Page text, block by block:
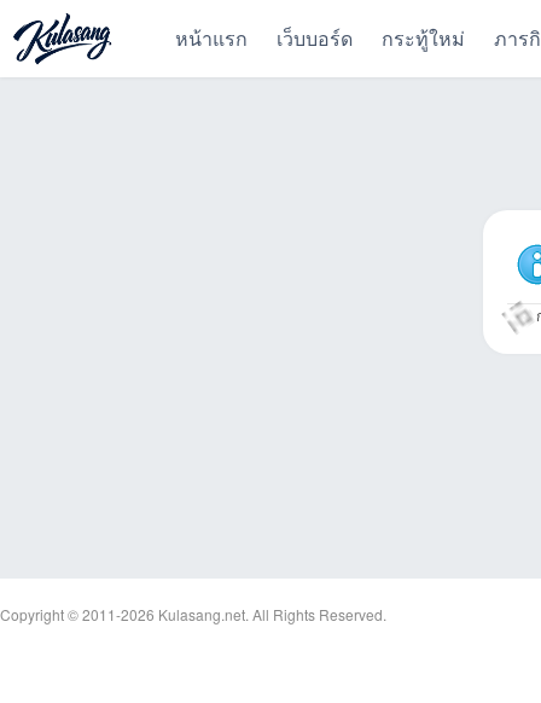
หน้าแรก เว็บบอร์ด กระทู้ใหม่ ภาร
Copyright © 2011-2026 Kulasang.net. All Rights Reserved.